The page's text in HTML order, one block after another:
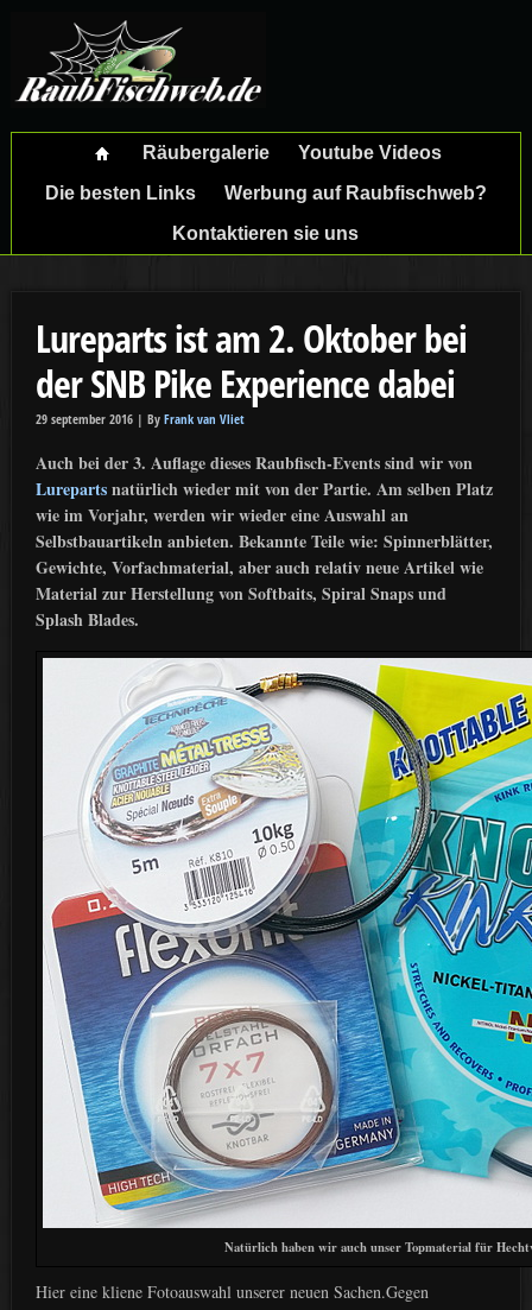
Räubergalerie
Youtube Videos
Die besten Links
Werbung auf Raubfischweb?
Kontaktieren sie uns
Lureparts ist am 2. Oktober bei
der SNB Pike Experience dabei
29 september 2016 | By Frank van Vliet
Auch bei der 3. Auflage dieses Raubfisch-Events sind wir von
Lurepartsnatürlich wieder mit von der Partie. Am selben Platz
wie im Vorjahr, werden wir wieder eine Auswahl an
Selbstbauartikeln anbieten. Bekannte Teile wie: Spinnerblätter,
Gewichte, Vorfachmaterial, aber auch relativ neue Artikel wie
Material zur Herstellung von Softbaits, Spiral Snaps und
Splash Blades.
Natürlich haben wir auch unser Topmaterial für
Hier eine kliene Fotoauswahl unserer neuen Sachen.Gegen